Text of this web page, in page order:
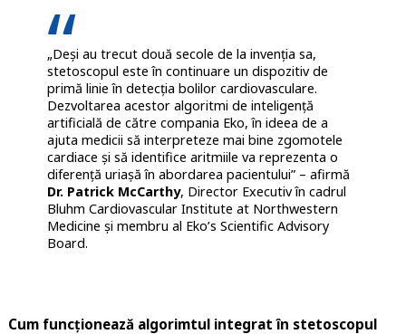
„Deși au trecut două secole de la invenția sa,
stetoscopul este în continuare un dispozitiv de
primă linie în detecția bolilor cardiovasculare.
Dezvoltarea acestor algoritmi de inteligență
artificială de către compania Eko, în ideea de a
ajuta medicii să interpreteze mai bine zgomotele
cardiace și să identifice aritmiile va reprezenta o
diferență uriașă în abordarea pacientului” – afirmă
Dr. Patrick McCarthy, Director Executiv în cadrul
Bluhm Cardiovascular Institute at Northwestern
Medicine și membru al Eko’s Scientific Advisory
Board.
Cum funcționează algorimtul integrat în stetoscopul